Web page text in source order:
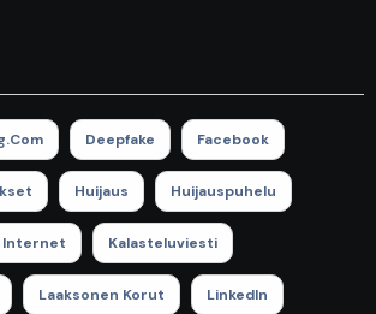
Deepfake Facebook
Huijaus Huijauspuhelu
Internet Kalasteluviesti
Laaksonen Korut LinkedIn